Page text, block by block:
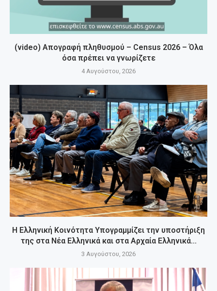
(video) Απογραφή πληθυσμού – Census 2026 – Όλα
όσα πρέπει να γνωρίζετε
4 Αυγούστου, 2026
Η Ελληνική Κοινότητα Υπογραμμίζει την υποστήριξη
της στα Νέα Ελληνικά και στα Αρχαία Ελληνικά...
3 Αυγούστου, 2026